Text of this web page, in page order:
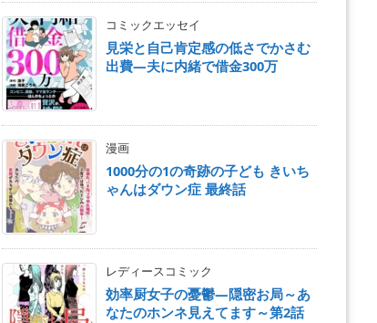
コミックエッセイ
見栄と自己肯定感の低さでかさむ
出費―夫に内緒で借金300万
漫画
1000分の1の奇跡の子ども きいち
ゃんはダウン症 最終話
レディースコミック
効率厨女子の憂鬱―隠密お局～あ
なたのホンネ見えてます～第2話